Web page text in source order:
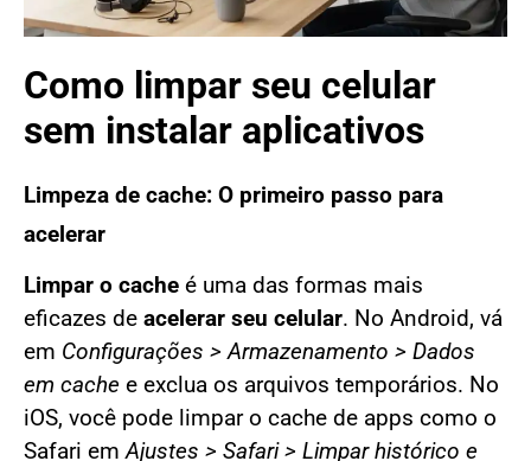
Como limpar seu celular
sem instalar aplicativos
Limpeza de cache: O primeiro passo para
acelerar
Limpar o cache é uma das formas mais
eficazes de acelerar seu celular. No Android, vá
em Configurações > Armazenamento > Dados
em cache e exclua os arquivos temporários. No
iOS, você pode limpar o cache de apps como o
Safari emAjustes > Safari > Limpar histórico e